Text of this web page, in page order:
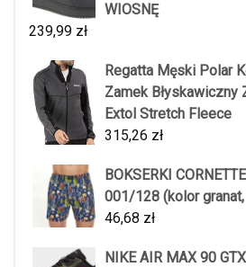
WIOSNĘ
239,99 zł
Regatta Męski Polar
Zamek Błyskawiczny
Extol Stretch Fleece
315,26 zł
BOKSERKI
001/128 (kolor
46,68 zł
NIKE AIR MAX 90